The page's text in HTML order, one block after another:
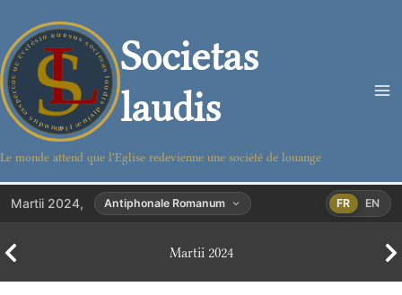
contenu
Societas
laudis
Le monde attend que l'Eglise redevienne une société de louange
Martii 2024, Antiphonale Romanum FR EN
Martii 2024